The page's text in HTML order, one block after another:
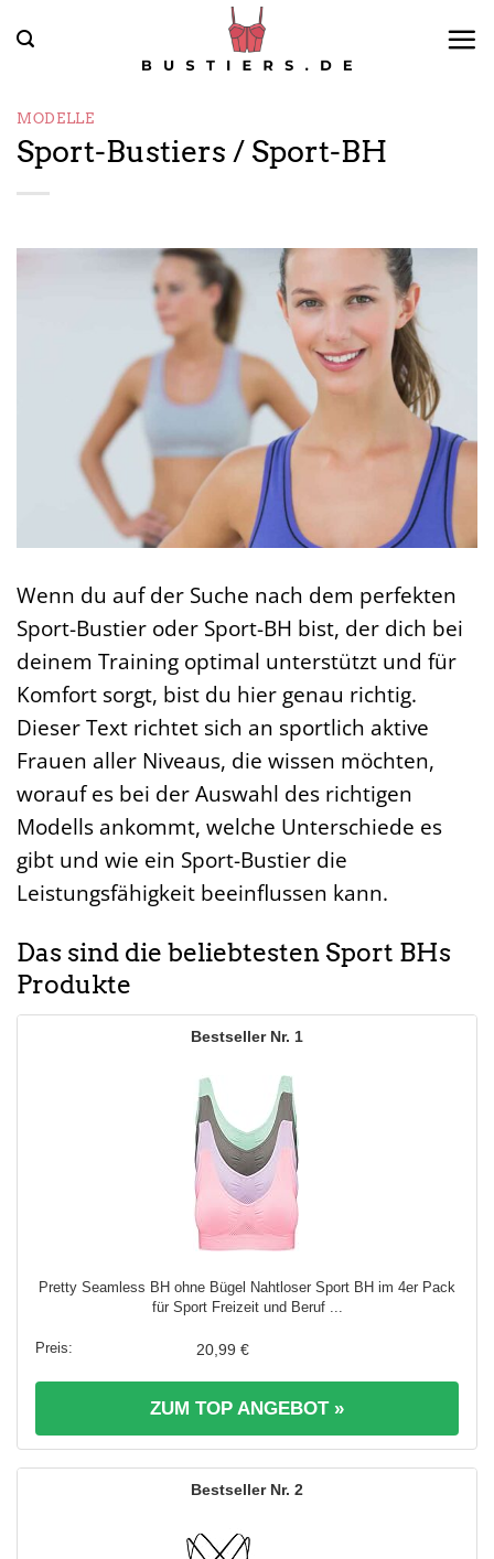
Inhalt
MODELLE
Sport-Bustiers / Sport-BH
Wenn du auf der Suche nach dem perfekten
Sport-Bustier oder Sport-BH bist, der dich bei
deinem Training optimal unterstützt und für
Komfort sorgt, bist du hier genau richtig.
Dieser Text richtet sich an sportlich aktive
Frauen aller Niveaus, die wissen möchten,
worauf es bei der Auswahl des richtigen
Modells ankommt, welche Unterschiede es
gibt und wie ein Sport-Bustier die
Leistungsfähigkeit beeinflussen kann.
Das sind die beliebtesten Sport BHs
Produkte
1
Pretty Seamless BH ohne Bügel Nahtloser Sport BH im 4er Pack
für Sport Freizeit und Beruf ...
20,99 €
ZUM TOP ANGEBOT »
2